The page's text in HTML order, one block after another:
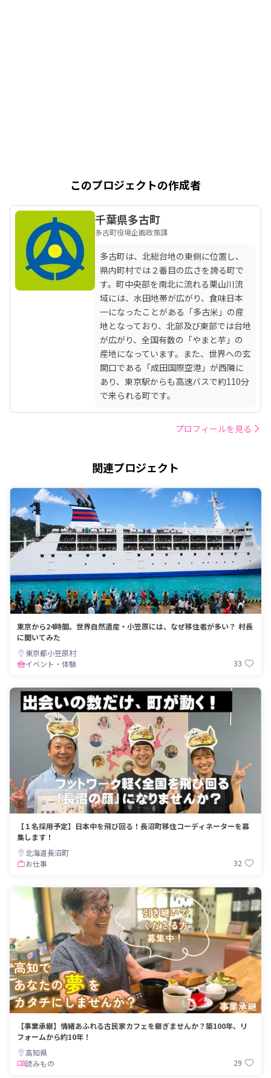
このプロジェクトの作成者
千葉県多古町
多古町役場企画政策課
多古町は、北総台地の東側に位置し、
県内町村では２番目の広さを誇る町で
す。町中央部を南北に流れる栗山川流
域には、水田地帯が広がり、食味日本
一になったことがある「多古米」の産
地となっており、北部及び東部では台地
が広がり、全国有数の「やまと芋」の
産地になっています。また、世界への玄
関口である「成田国際空港」が西隣に
あり、東京駅からも高速バスで約110分
で来られる町です。
プロフィールを見る
関連プロジェクト
東京から24時間。世界自然遺産・小笠原には、なぜ移住者が多い？ 村長
に聞いてみた
東京都小笠原村
イベント・体験
33
【１名採用予定】日本中を飛び回る！長沼町移住コーディネーターを募
集します！
北海道長沼町
お仕事
32
【事業承継】情緒あふれる古民家カフェを継ぎませんか？築100年、リ
フォームから約10年！
高知県
読みもの
29